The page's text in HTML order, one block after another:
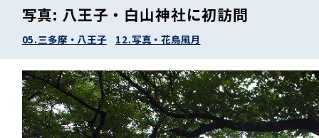
写真: 八王子・白山神社に初訪問
05.三多摩・八王子 12.写真・花鳥風月